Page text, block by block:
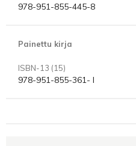
978-951-855-445-8
Painettu kirja
ISBN-13 (15)
978-951-855-361- I